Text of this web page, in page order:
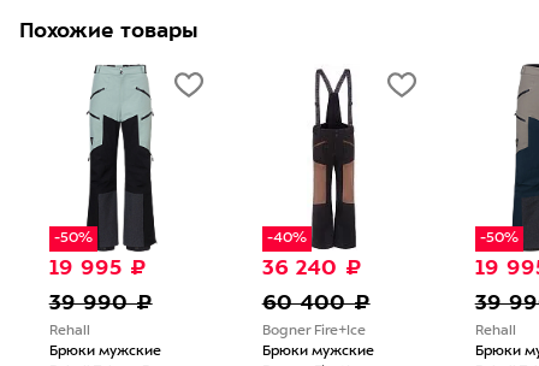
Похожие товары
-50%
19 995 ₽
39 990 ₽
Rehall
Брюки мужские
-40%
36 240 ₽
60 400 ₽
Bogner Fire+Ice
Брюки мужские
-50%
19
39
Rehall
Брюки